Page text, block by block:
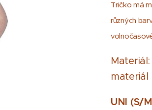
Tričko má
různých
materiál
UNI (S/